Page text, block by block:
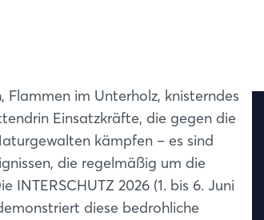
Flammen im Unterholz, knisterndes
Einsatzkräfte, die gegen die
kämpfen – es sind
die regelmäßig um die
INTERSCHUTZ 2026 (1. bis 6. Juni
diese bedrohliche